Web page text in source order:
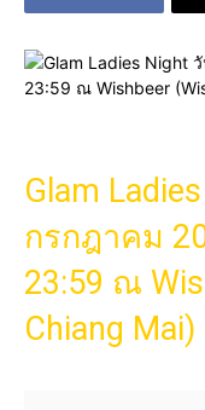
Glam
กรกฎาคม
23:59 ณ
Chiang Mai)